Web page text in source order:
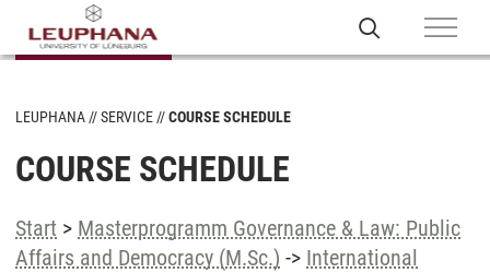
LEUPHANA SERVICE COURSE SCHEDULE
COURSE SCHEDULE
Start > Masterprogramm Governance & Law: Public
Affairs and Democracy (M.Sc.) -> International